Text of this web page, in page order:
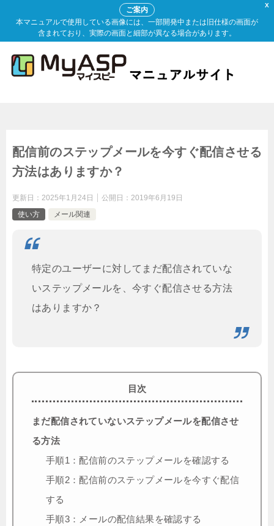
X
ご案内
本マニュアルで使用している画像には、一部開発中または旧仕様の画面が
含まれており、実際の画面と細部が異なる場合があります。
配信前のステップメールを今すぐ配信させる
方法はありますか？
更新日： 2025年1月24日 公開日： 2019年6月19日
使い方
メール関連
特定のユーザーに対してまだ配信されていな
いステップメールを、今すぐ配信させる方法
はありますか？
目次
まだ配信されていないステップメールを配信させ
る方法
手順1：配信前のステップメールを確認する
手順2：配信前のステップメールを今すぐ配信
する
手順3：メールの配信結果を確認する